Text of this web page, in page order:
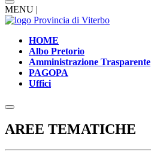
MENU |
HOME
Albo Pretorio
Amministrazione Trasparente
PAGOPA
Uffici
AREE TEMATICHE